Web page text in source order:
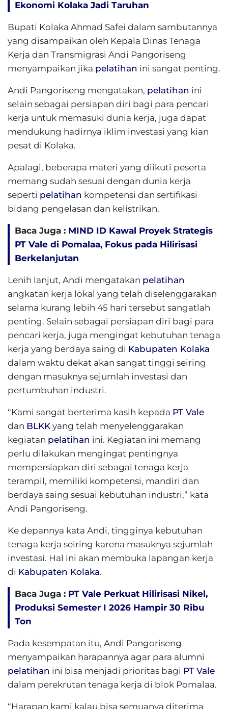
Ekonomi Kolaka Jadi Taruhan
Bupati Kolaka Ahmad Safei dalam sambutannya
yang disampaikan oleh Kepala Dinas Tenaga
Kerja dan Transmigrasi Andi Pangoriseng
menyampaikan jika pelatihan ini sangat penting.
Andi Pangoriseng mengatakan, pelatihan ini
selain sebagai persiapan diri bagi para pencari
kerja untuk memasuki dunia kerja, juga dapat
mendukung hadirnya iklim investasi yang kian
pesat di Kolaka.
Apalagi, beberapa materi yang diikuti peserta
memang sudah sesuai dengan dunia kerja
seperti pelatihan kompetensi dan sertifikasi
bidang pengelasan dan kelistrikan.
Baca Juga : MIND ID Kawal Proyek Strategis
PT Vale di Pomalaa, Fokus pada Hilirisasi
Berkelanjutan
Lenih lanjut, Andi mengatakan pelatihan
angkatan kerja lokal yang telah diselenggarakan
selama kurang lebih 45 hari tersebut sangatlah
penting. Selain sebagai persiapan diri bagi para
pencari kerja, juga mengingat kebutuhan tenaga
kerja yang berdaya saing di Kabupaten Kolaka
dalam waktu dekat akan sangat tinggi seiring
dengan masuknya sejumlah investasi dan
pertumbuhan industri.
“Kami sangat berterima kasih kepada PT Vale
dan BLKK yang telah menyelenggarakan
kegiatan pelatihan ini. Kegiatan ini memang
perlu dilakukan mengingat pentingnya
mempersiapkan diri sebagai tenaga kerja
terampil, memiliki kompetensi, mandiri dan
berdaya saing sesuai kebutuhan industri,” kata
Andi Pangoriseng.
Ke depannya kata Andi, tingginya kebutuhan
tenaga kerja seiring karena masuknya sejumlah
investasi. Hal ini akan membuka lapangan kerja
di Kabupaten Kolaka.
Baca Juga : PT Vale Perkuat Hilirisasi Nikel,
Produksi Semester I 2026 Hampir 30 Ribu
Ton
Pada kesempatan itu, Andi Pangoriseng
menyampaikan harapannya agar para alumni
pelatihan ini bisa menjadi prioritas bagi PT Vale
dalam perekrutan tenaga kerja di blok Pomalaa.
“Harapan kami kalau bisa semuanya diterima